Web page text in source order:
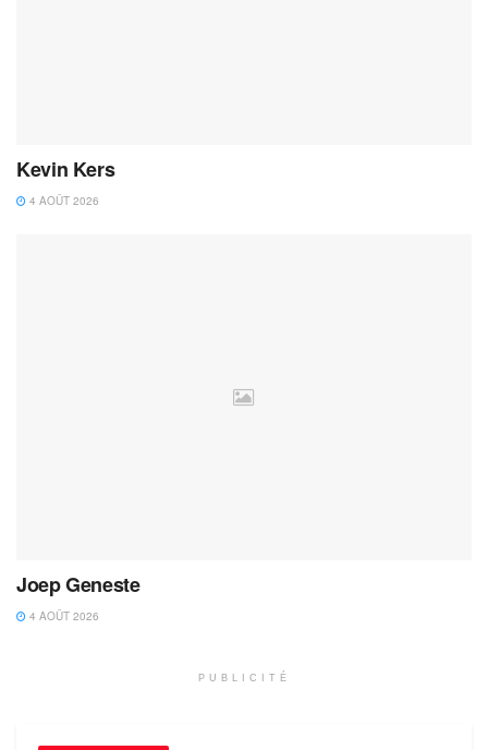
Kevin Kers
4 AOÛT 2026
Joep Geneste
4 AOÛT 2026
PUBLICITÉ